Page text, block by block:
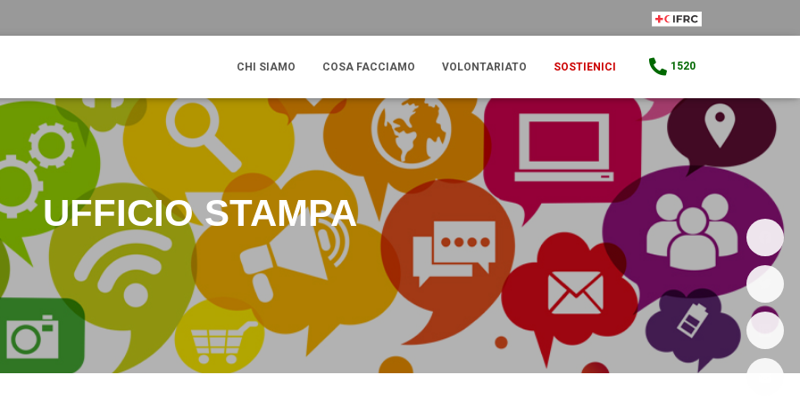
CHI SIAMO
COSA FACCIAMO VOLONTARIATO SOSTIENICI 1520
UFFICIO STAMPA